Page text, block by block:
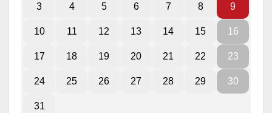
3 4 5 6 7 8 9
10 11 12 13 14 15 16
17 18 19 20 21 22 23
24 25 26 27 28 29 30
31